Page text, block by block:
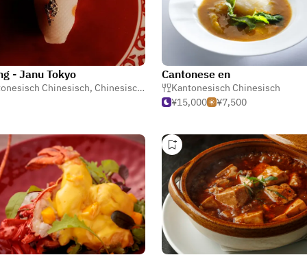
- Janu Tokyo
Chinesisch, Chinesisch , Dim Sum
Cantonese en
Kantonesisch Chinesisch
¥15,000
¥7,500